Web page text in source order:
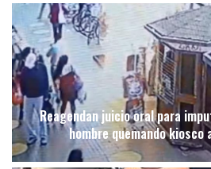
Reagendan juicio oral para
hombre quemando kiosco